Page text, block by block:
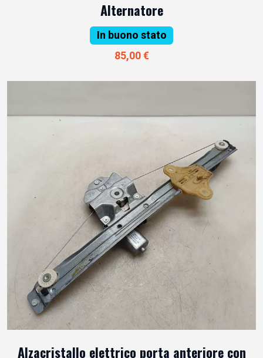
Alternatore
In buono stato
85,00 €
Alzacristallo elettrico porta anteriore con